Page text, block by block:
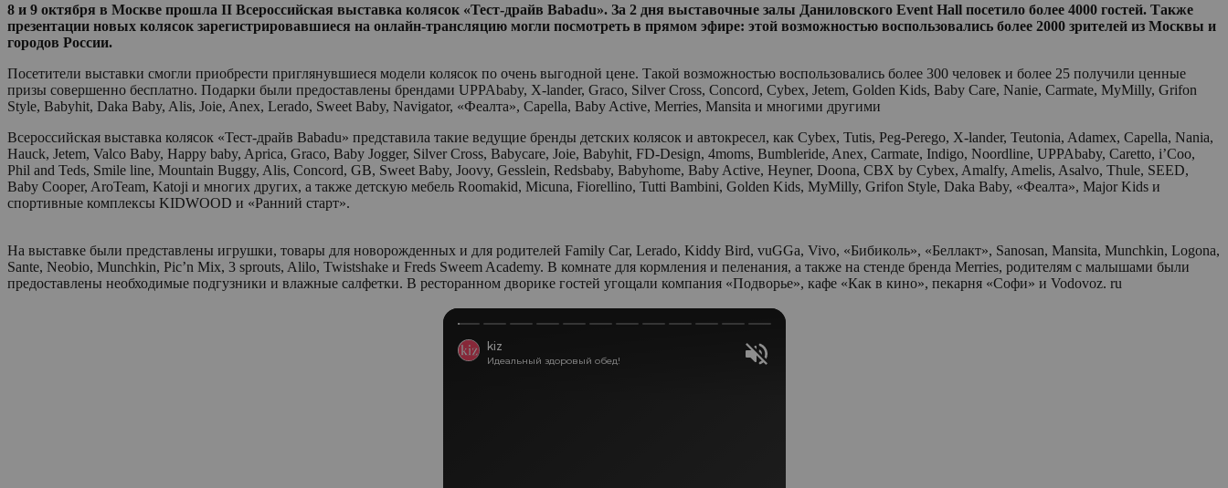
8 и 9 октября в Москве прошла II Всероссийская выставка колясок «Тест-драйв Babadu». За 2 дня выставочные залы Даниловского Event Hall посетило более 4000 гостей. Также
презентации новых колясок зарегистрировавшиеся на онлайн-трансляцию могли посмотреть в прямом эфире: этой возможностью воспользовались более 2000 зрителей из Москвы и
городов России.
Посетители выставки смогли приобрести приглянувшиеся модели колясок по очень выгодной цене. Такой возможностью воспользовались более 300 человек и более 25 получили ценные
призы совершенно бесплатно. Подарки были предоставлены брендами UPPAbaby, X-lander, Graco, Silver Cross, Concord, Cybex, Jetem, Golden Kids, Baby Сare, Nanie, Carmate, MyMilly, Grifon
Style, Babyhit, Daka Baby, Alis, Joie, Anex, Lerado, Sweet Baby, Navigator, «Феалта», Capella, Baby Active, Merries, Mansita и многими другими
Всероссийская выставка колясок «Тест-драйв Babadu» представила такие ведущие бренды детских колясок и автокресел, как Cybex, Tutis, Peg-Perego, X-lander, Teutonia, Adamex, Capella, Nania,
Hauck, Jetem, Valco Baby, Happy baby, Aprica, Graco, Baby Jogger, Silver Cross, Babycare, Joie, Babyhit, FD-Design, 4moms, Bumbleride, Anex, Carmate, Indigo, Noordline, UPPAbaby, Caretto, i’Coo,
Phil and Teds, Smile line, Mountain Buggy, Alis, Concord, GB, Sweet Baby, Joovy, Gesslein, Redsbaby, Babyhome, Baby Active, Heyner, Doona, CBX by Cybex, Amalfy, Amelis, Asalvo, Thule, SEED,
Baby Cooper, AroTeam, Katoji и многих других, а также детскую мебель Roomakid, Micuna, Fiorellino, Tutti Bambini, Golden Kids, MyMilly, Grifon Style, Daka Baby, «Феалта», Major Kids и
спортивные комплексы KIDWOOD и «Ранний старт».
На выставке были представлены игрушки, товары для новорожденных и для родителей Family Car, Lerado, Kiddy Bird, vuGGa, Vivo, «Бибиколь», «Беллакт», Sanosan, Mansita, Munchkin, Logona,
Sante, Neobio, Munchkin, Pic’n Mix, 3 sprouts, Alilo, Twistshake и Freds Sweem Academy. В комнате для кормления и пеленания, а также на стенде бренда Merries, родителям с малышами были
предоставлены необходимые подгузники и влажные салфетки. В ресторанном дворике гостей угощали компания «Подворье», кафе «Как в кино», пекарня «Софи» и Vodovoz. ru